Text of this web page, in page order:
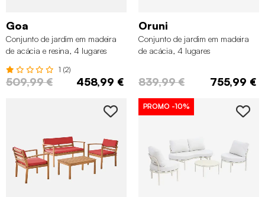
Goa
Conjunto de jardim em madeira
de acácia e resina, 4 lugares
1 (2)
509,99 € 458,99 €
Oruni
Conjunto de jardim em madeira
de acácia, 4 lugares
839,99 € 755,99 €
PROMO -10%